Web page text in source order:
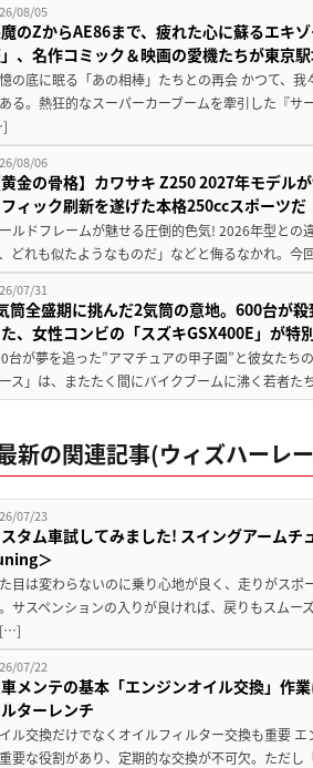
08/05
のZからAE86まで、疲れた心に蘇るエキ
、名作コミック＆映画の愛機たちが東京
の底に眠る「あの相棒」たちとの再会 かつて、
る。熱狂的なスーパーカーブームを牽引した『サ
08/06
黄金の骨格】カワサキ Z250 2027年モデル
ィック刷新を遂げた本格250ccスポーツだ
ルドフレームが魅せる圧倒的色気! 2026年型と
どれも似たようなものだ」などと侮るなかれ。
07/31
筒全盛期に挑んだ2気筒の意地。600台が
、女性コンビの「スズキGSX400E」が特
台が夢を追った”アマチュアの甲子園”と彼女たち
ス」は、またたく間にバイクブームに沸く若者
新の関連記事(ウィズハーレ
07/23
タム車試してみました! スイングアーム
＞
目は変わらないのに乗り心地が良く、走りがス
サスペンションの入りが良ければ、戻りもスム
07/22
メンテの基本「エンジンオイル交換」作
ターレンチ
ル交換だけでなくオイルフィルター交換も重要
要な役割があり、定期的な交換が不可欠。ただし